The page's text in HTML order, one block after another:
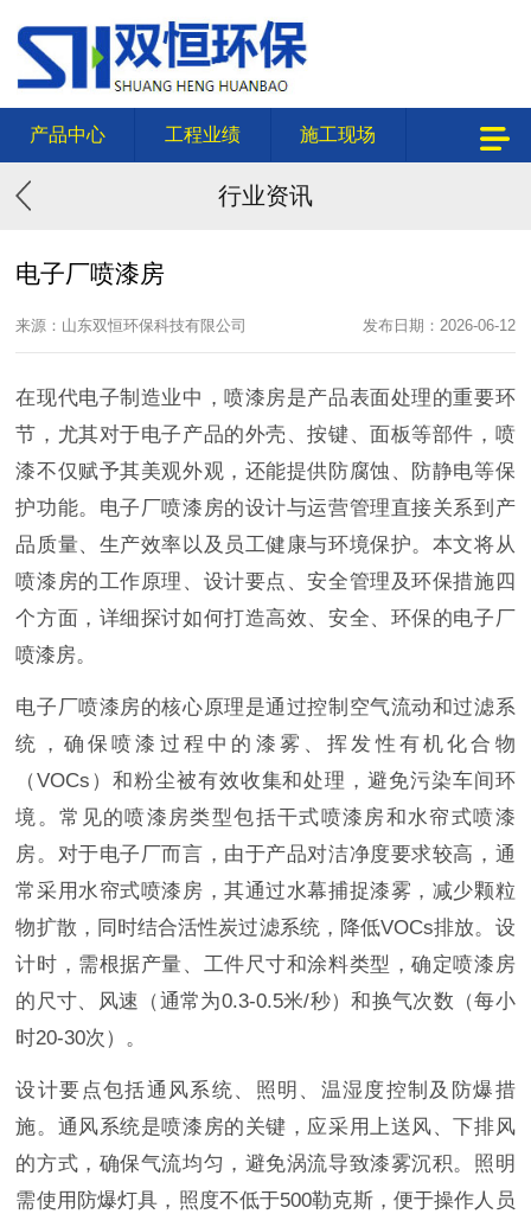
产品中心 工程业绩 施工现场
行业资讯
电子厂喷漆房
来源：山东双恒环保科技有限公司 发布日期：2026-06-12
在现代电子制造业中，喷漆房是产品表面处理的重要环
节，尤其对于电子产品的外壳、按键、面板等部件，喷
漆不仅赋予其美观外观，还能提供防腐蚀、防静电等保
护功能。电子厂喷漆房的设计与运营管理直接关系到产
品质量、生产效率以及员工健康与环境保护。本文将从
喷漆房的工作原理、设计要点、安全管理及环保措施四
个方面，详细探讨如何打造高效、安全、环保的电子厂
喷漆房。
电子厂喷漆房的核心原理是通过控制空气流动和过滤系
统，确保喷漆过程中的漆雾、挥发性有机化合物
（VOCs）和粉尘被有效收集和处理，避免污染车间环
境。常见的喷漆房类型包括干式喷漆房和水帘式喷漆
房。对于电子厂而言，由于产品对洁净度要求较高，通
常采用水帘式喷漆房，其通过水幕捕捉漆雾，减少颗粒
物扩散，同时结合活性炭过滤系统，降低VOCs排放。设
计时，需根据产量、工件尺寸和涂料类型，确定喷漆房
的尺寸、风速（通常为0.3-0.5米/秒）和换气次数（每小
时20-30次）。
设计要点包括通风系统、照明、温湿度控制及防爆措
施。通风系统是喷漆房的关键，应采用上送风、下排风
的方式，确保气流均匀，避免涡流导致漆雾沉积。照明
需使用防爆灯具，照度不低于500勒克斯，便于操作人员